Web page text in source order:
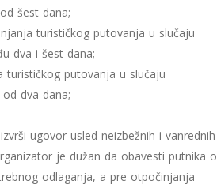
šest dana;
turističkog putovanja u slučaju
dva i šest dana;
turističkog putovanja u slučaju
dva dana;
ugovor usled neizbežnih i vanrednih
je dužan da obavesti putnika o
odlaganja, a pre otpočinjanja